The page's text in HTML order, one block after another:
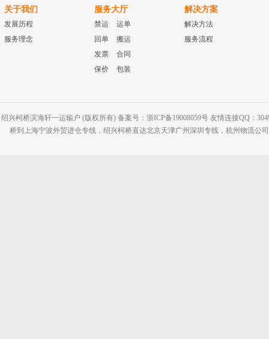
关于我们
发展历程
服务理念
服务大厅
禁运
运单
回单
搬运
发票
合同
保价
包装
解决方案
解决方法
服务流程
绍兴柯桥滨海轩一运输户 (版权所有) 备案号：浙ICP备19008059号 友情连接QQ：
桥到上海宁波外贸进仓专线，绍兴柯桥直达北京天津广州深圳专线，杭州物流公